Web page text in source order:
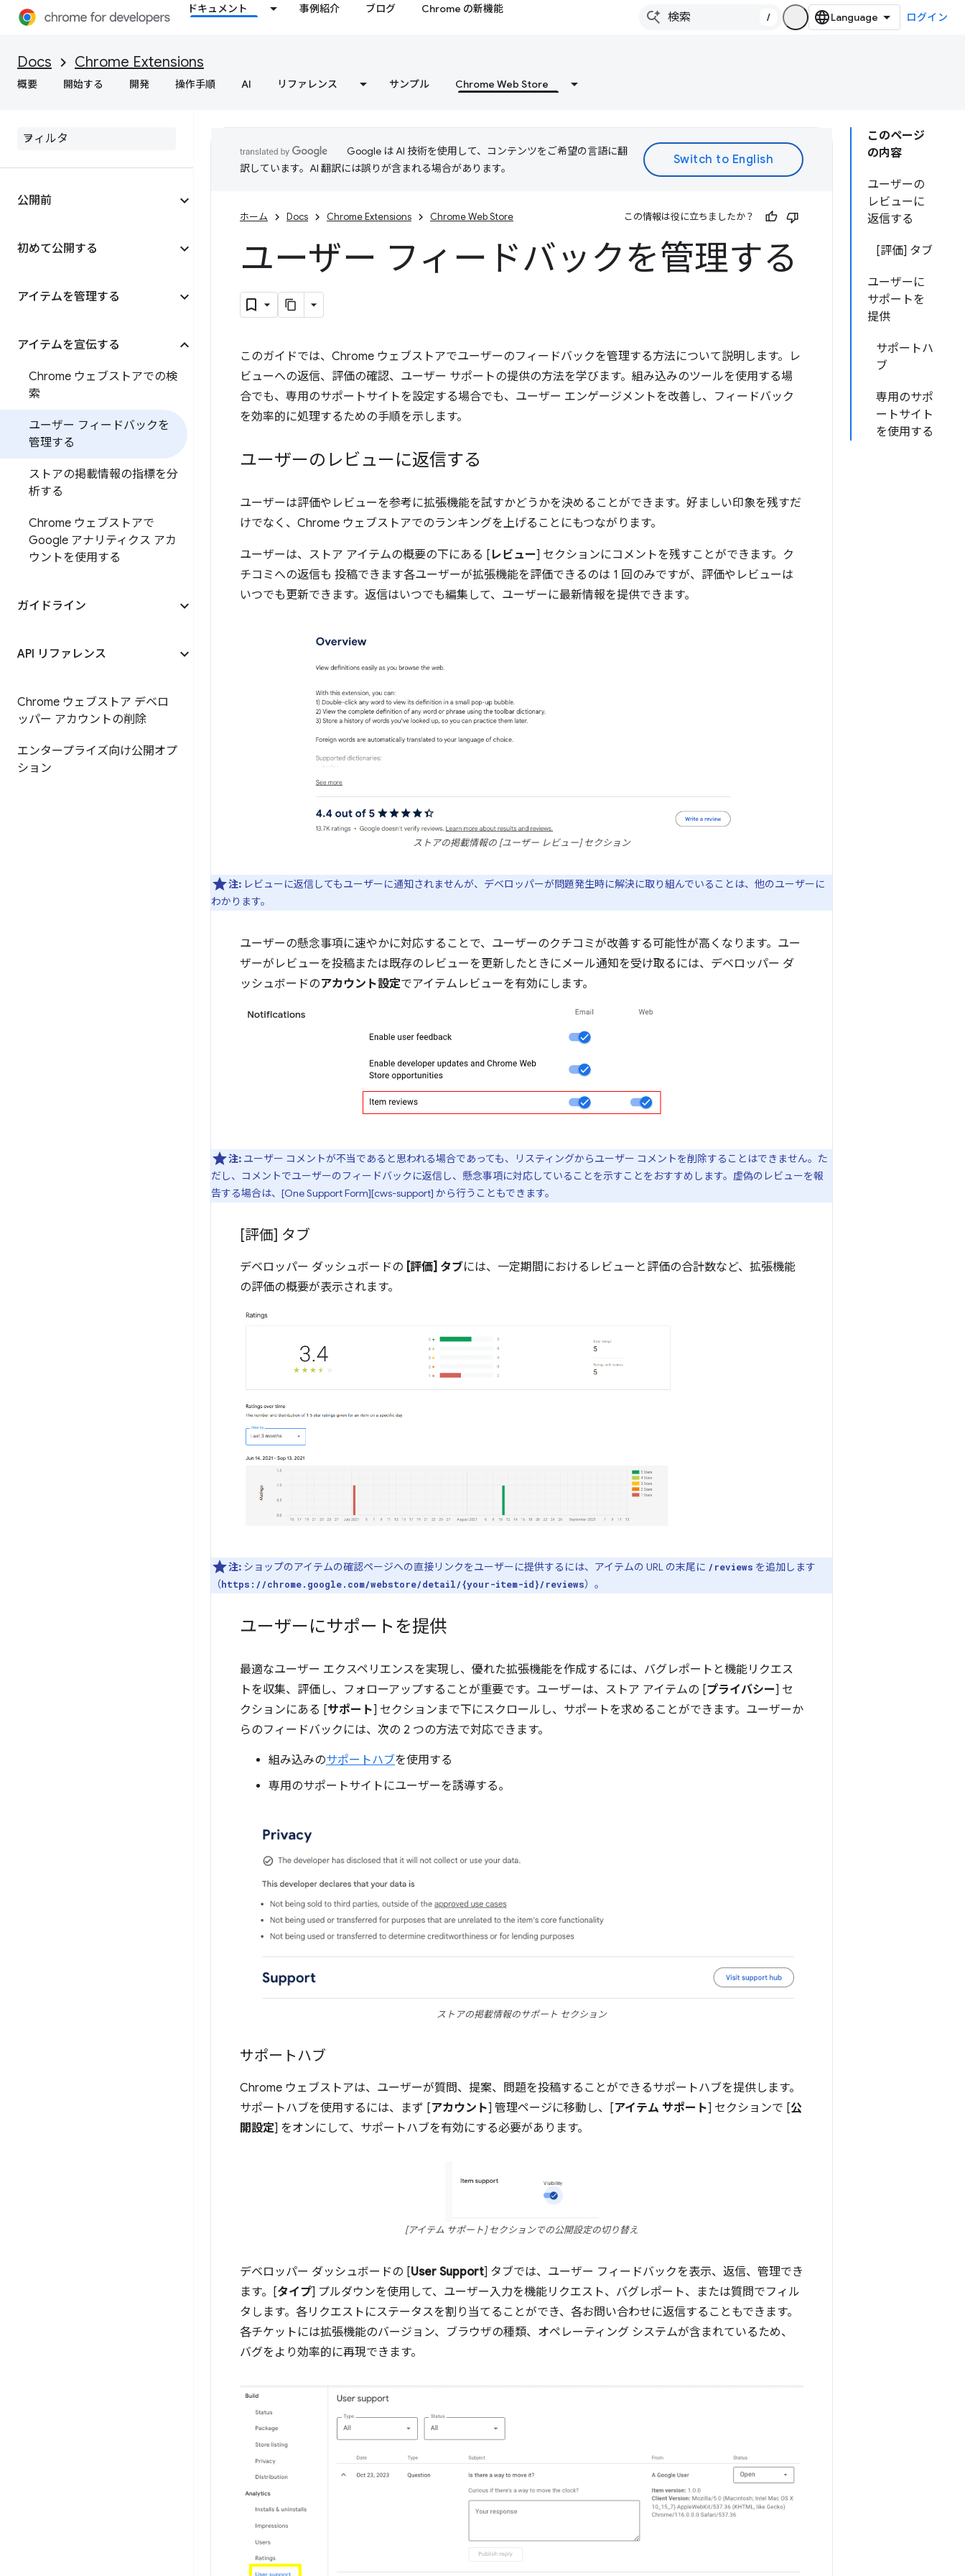
ドキュメント 事例紹介 ブログ Chrome の新機能
/ ログイン
Docs Chrome Extensions
概要 開始する 開発 操作手順 AI リファレンス サンプル Chrome Web Store
公開前
初めて公開する
アイテムを管理する
アイテムを宣伝する
Chrome ウェブストアでの検
索
ユーザー フィードバックを
管理する
ストアの掲載情報の指標を分
析する
Chrome ウェブストアで
Google アナリティクス アカ
ウントを使用する
ガイドライン
API リファレンス
Chrome ウェブストア デベロ
ッパー アカウントの削除
エンタープライズ向け公開オプ
ション
このページ
の内容
ユーザーの
レビューに
返信する
[評価] タブ
ユーザーに
サポートを
提供
サポートハ
ブ
専用のサポ
ートサイト
を使用する
Google は AI 技術を使用して、コンテンツをご希望の言語に翻
訳しています。AI 翻訳には誤りが含まれる場合があります。
ホーム Docs Chrome Extensions Chrome Web Store この情報は役に立ちましたか？
ユーザー フィードバックを管理する
このガイドでは、Chrome ウェブストアでユーザーのフィードバックを管理する方法について説明します。レ
ビューへの返信、評価の確認、ユーザー サポートの提供の方法を学びます。組み込みのツールを使用する場
合でも、専用のサポートサイトを設定する場合でも、ユーザー エンゲージメントを改善し、フィードバック
を効率的に処理するための手順を示します。
ユーザーのレビューに返信する
ユーザーは評価やレビューを参考に拡張機能を試すかどうかを決めることができます。好ましい印象を残すだ
けでなく、Chrome ウェブストアでのランキングを上げることにもつながります。
ユーザーは、ストア アイテムの概要の下にある [ レビュー] セクションにコメントを残すことができます。ク
チコミへの返信も 投稿できます各ユーザーが拡張機能を評価できるのは 1 回のみですが、評価やレビューは
いつでも更新できます。返信はいつでも編集して、ユーザーに最新情報を提供できます。
ストアの掲載情報の [ユーザー レビュー] セクション
注: レビューに返信してもユーザーに通知されませんが、デベロッパーが問題発生時に解決に取り組んでいることは、他のユーザーに
わかります。
ユーザーの懸念事項に速やかに対応することで、ユーザーのクチコミが改善する可能性が高くなります。ユー
ザーがレビューを投稿または既存のレビューを更新したときにメール通知を受け取るには、デベロッパー ダ
ッシュボードのアカウント設定でアイテムレビューを有効にします。
注: ユーザー コメントが不当であると思われる場合であっても、リスティングからユーザー コメントを削除することはできません。た
だし、コメントでユーザーのフィードバックに返信し、懸念事項に対応していることを示すことをおすすめします。虚偽のレビューを報
告する場合は、[One Support Form][cws-support] から行うこともできます。
[評価] タブ
デベロッパー ダッシュボードの [評価] タブには、一定期間におけるレビューと評価の合計数など、拡張機能
の評価の概要が表示されます。
注: ショップのアイテムの確認ページへの直接リンクをユーザーに提供するには、アイテムの URL の末尾に /reviews を追加します
（https://chrome.google.com/webstore/detail/{your-item-id}/reviews）。
ユーザーにサポートを提供
最適なユーザー エクスペリエンスを実現し、優れた拡張機能を作成するには、バグレポートと機能リクエス
トを収集、評価し、フォローアップすることが重要です。ユーザーは、ストア アイテムの [プライバシー] セ
クションにある [サポート] セクションまで下にスクロールし、サポートを求めることができます。ユーザーか
らのフィードバックには、次の 2 つの方法で対応できます。
組み込みのサポートハブを使用する
専用のサポートサイトにユーザーを誘導する。
ストアの掲載情報のサポート セクション
サポートハブ
Chrome ウェブストアは、ユーザーが質問、提案、問題を投稿することができるサポートハブを提供します。
サポートハブを使用するには、まず [アカウント] 管理ページに移動し、[アイテム サポート] セクションで [公
開設定] をオンにして、サポートハブを有効にする必要があります。
[アイテム サポート] セクションでの公開設定の切り替え
デベロッパー ダッシュボードの [User Support] タブでは、ユーザー フィードバックを表示、返信、管理でき
ます。[タイプ] プルダウンを使用して、ユーザー入力を機能リクエスト、バグレポート、または質問でフィル
タします。各リクエストにステータスを割り当てることができ、各お問い合わせに返信することもできます。
各チケットには拡張機能のバージョン、ブラウザの種類、オペレーティング システムが含まれているため、
バグをより効率的に再現できます。